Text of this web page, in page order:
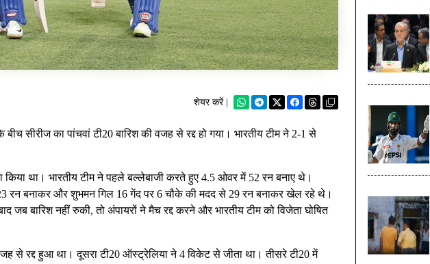
शेयर करें |
सीरीज का पांचवां टी20 बारिश की वजह से रद्द हो गया। भारतीय टीम ने 2-1 से
था। भारतीय टीम ने पहले बल्लेबाजी करते हुए 4.5 ओवर में 52 रन बनाए थे।
रन बनाकर और शुभमन गिल 16 गेंद पर 6 चौके की मदद से 29 रन बनाकर खेल रहे थे।
बारिश नहीं रुकी, तो अंपायरों ने मैच रद्द करने और भारतीय टीम को विजेता घोषित
से रद्द हुआ था। दूसरा टी20 ऑस्ट्रेलिया ने 4 विकेट से जीता था। तीसरे टी20 में